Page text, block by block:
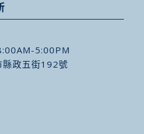
5:00PM
縣政五街192號